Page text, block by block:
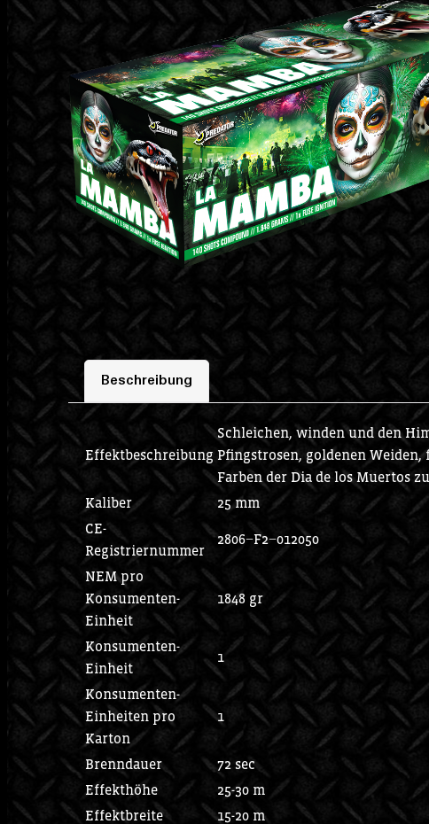
Beschreibung
Effektbeschreibung
Schleichen, winden und den
Pfingstrosen, goldenen
Farben der Dia de los Muertos
Kaliber
25 mm
CE-
Registriernummer
2806−F2−012050
NEM pro
Konsumenten-
Einheit
1848 gr
Konsumenten-
Einheit
1
Konsumenten-
Einheiten pro
Karton
1
Brenndauer
72 sec
Effekthöhe
25-30 m
Effektbreite
15-20 m